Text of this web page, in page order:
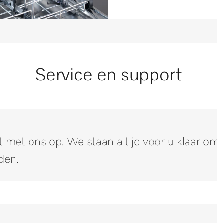
Service en support
met ons op. We staan altijd voor u klaar